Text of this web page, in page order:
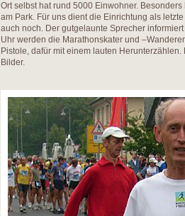
Ort selbst hat rund 5000 Einwohner.
am Park. Für uns dient die Einrichtung als
auch noch. Der gutgelaunte Sprecher
Uhr werden die Marathonskater und
Pistole, dafür mit einem lauten
Bilder.